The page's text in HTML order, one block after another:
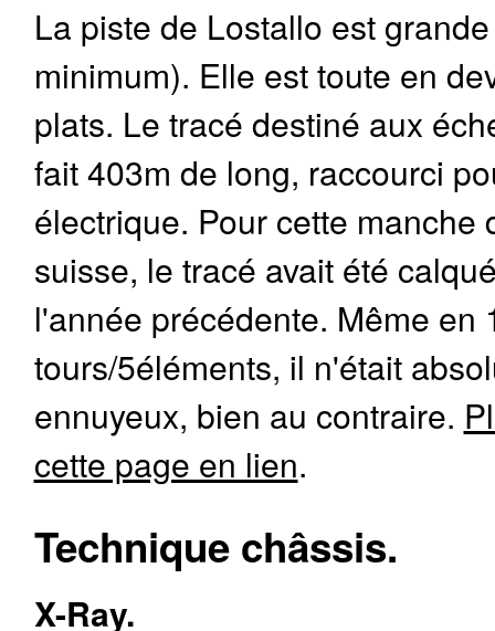
La piste de Lostallo est
minimum). Elle est toute en
plats. Le tracé destiné aux
fait 403m de long, raccourci
électrique. Pour cette manche
suisse, le tracé avait été
l'année précédente. Même en
tours/5éléments, il n'était
ennuyeux, bien au contraire.
cette page en lien.
Technique châssis.
X-Ray.